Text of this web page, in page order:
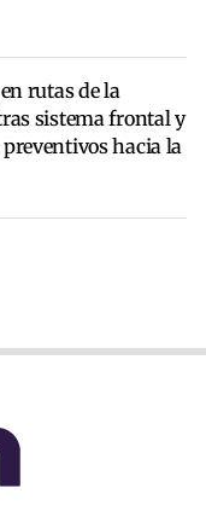
rutas de la
sistema frontal y
hacia la